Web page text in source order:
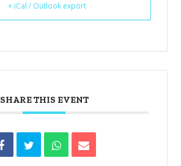
+ iCal / Outlook export
SHARE THIS EVENT